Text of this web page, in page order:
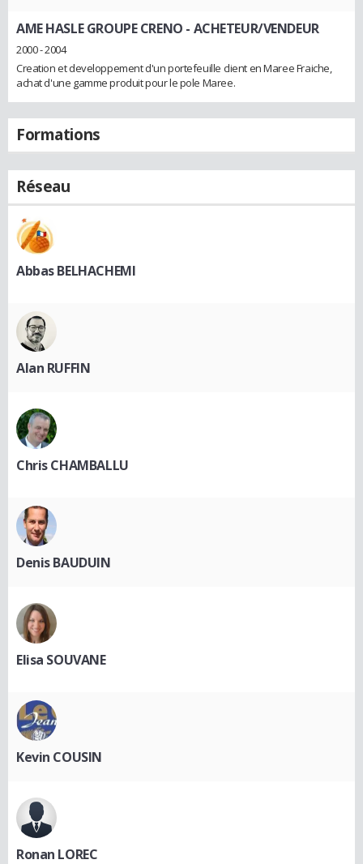
AME HASLE GROUPE CRENO - ACHETEUR/VENDEUR
2000 - 2004
Creation et developpement d'un portefeuille client en Maree Fraiche,
achat d'une gamme produit pour le pole Maree.
Formations
Réseau
Abbas BELHACHEMI
Alan RUFFIN
Chris CHAMBALLU
Denis BAUDUIN
Elisa SOUVANE
Kevin COUSIN
Ronan LOREC